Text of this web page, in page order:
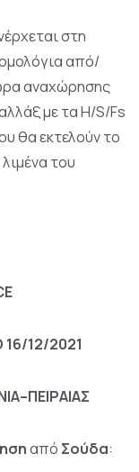
στη
από/
αναχώρησης
με τα H/S/Fs
θα εκτελούν το
του
12/2021
από Σούδα: